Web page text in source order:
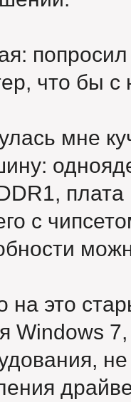
что бы
мне
c
на это
Windows